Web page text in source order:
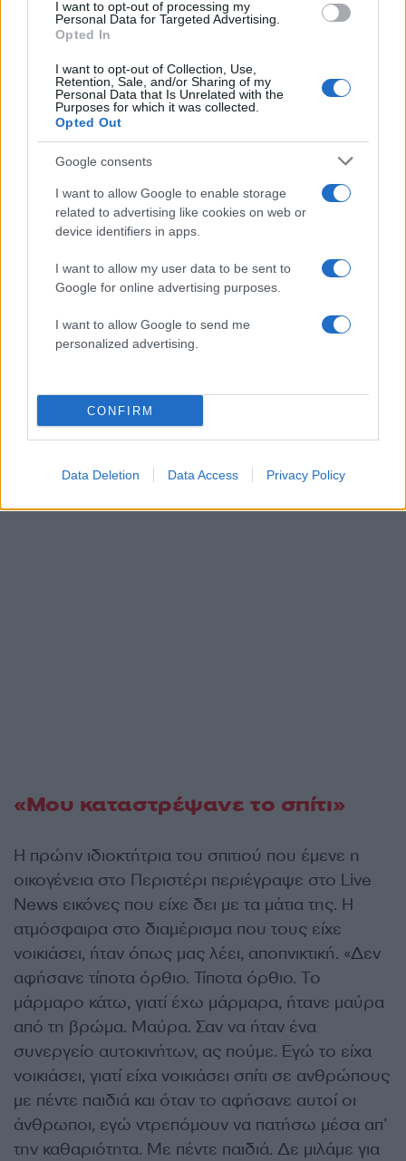
I want to opt-out of processing my
Personal Data for Targeted Advertising.
Opted In
I want to opt-out of Collection, Use,
Retention, Sale, and/or Sharing of my
Personal Data that Is Unrelated with the
Purposes for which it was collected.
Opted Out
Google consents
I want to allow Google to enable storage
related to advertising like cookies on web or
device identifiers in apps.
I want to allow my user data to be sent to
Google for online advertising purposes.
I want to allow Google to send me
personalized advertising.
CONFIRM
Data Deletion Data Access Privacy Policy
πράγμα που ο γιος του και η σύζυγός του
στο δώμα της πολυκατοικίας του παππού, χωρίς
εκείνος να έχει επαφή με τα 6 παιδιά.
γαστρεντερίτιδα και είχαν προβλήματα. Δεν
ήθελαν να έχουν επαφή με κανέναν. Δεν έβλεπα
τα παιδιά, ούτε τους ίδιους. Από μηνύματα
στο δώμα, δεν χωρούσαν αφού είναι αποθήκη.
Τους είπα “ελάτε κάτω, μόνος μου είμαι” και είπαν
“όχι θέλουμε μόνοι μας”. Με αυτό το μαράζι
“έφυγε” η γυναίκα μου, παρακάλαγε να δει τα
παιδιών μιλώντας στο Live News.
«Μου καταστρέψανε το σπίτι»
Η πρώην ιδιοκτήτρια του σπιτιού που έμενε η
οικογένεια στο Περιστέρι περιέγραψε στο Live
News εικόνες που είχε δει με τα μάτια της. Η
ατμόσφαιρα στο διαμέρισμα που τους είχε
νοικιάσει, ήταν όπως μας λέει, αποπνικτική. «Δεν
αφήσανε τίποτα όρθιο. Τίποτα όρθιο. Το
μάρμαρο κάτω, γιατί έχω μάρμαρα, ήτανε μαύρα
από τη βρώμα. Μαύρα. Σαν να ήταν ένα
συνεργείο αυτοκινήτων, ας πούμε. Εγώ το είχα
νοικιάσει, γιατί είχα νοικιάσει σπίτι σε ανθρώπους
με πέντε παιδιά και όταν το αφήσανε αυτοί οι
άνθρωποι, εγώ ντρεπόμουν να πατήσω μέσα απ’
την καθαριότητα. Με πέντε παιδιά. Δε μιλάμε για